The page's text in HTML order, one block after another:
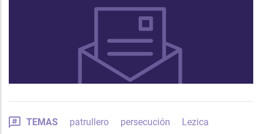
TEMAS patrullero persecución Lezica